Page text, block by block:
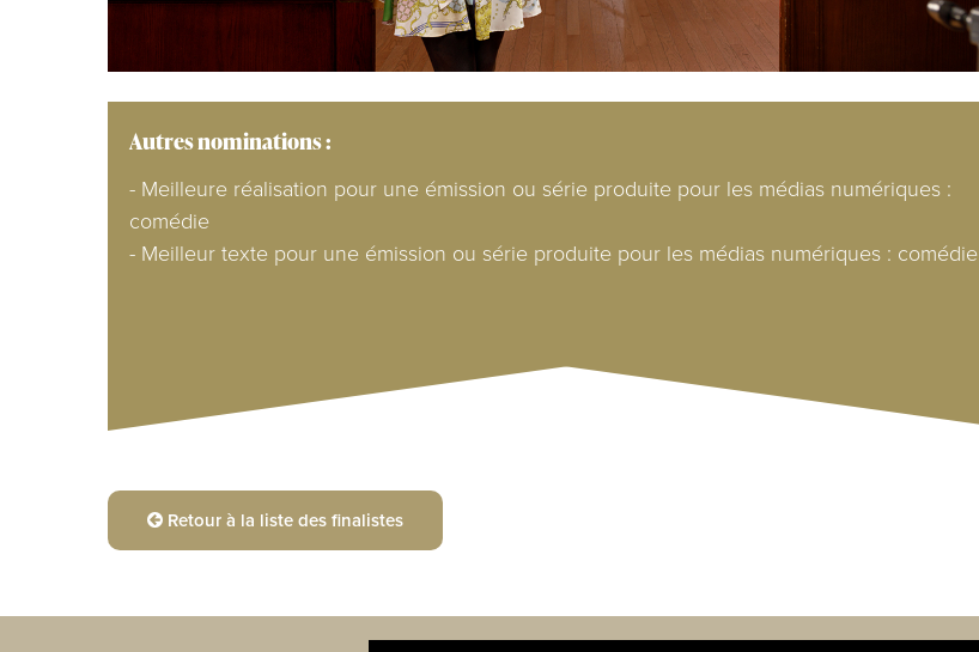
Autres nominations :
- Meilleure réalisation pour une émission ou série produite pour les médias numériques :
comédie
- Meilleur texte pour une émission ou série produite pour les médias numériques : comédie
Retour à la liste des finalistes